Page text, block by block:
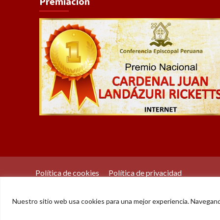
Nuestro sitio web usa cookies para una mejor experiencia.
Política de cookies Política de privacidad
©